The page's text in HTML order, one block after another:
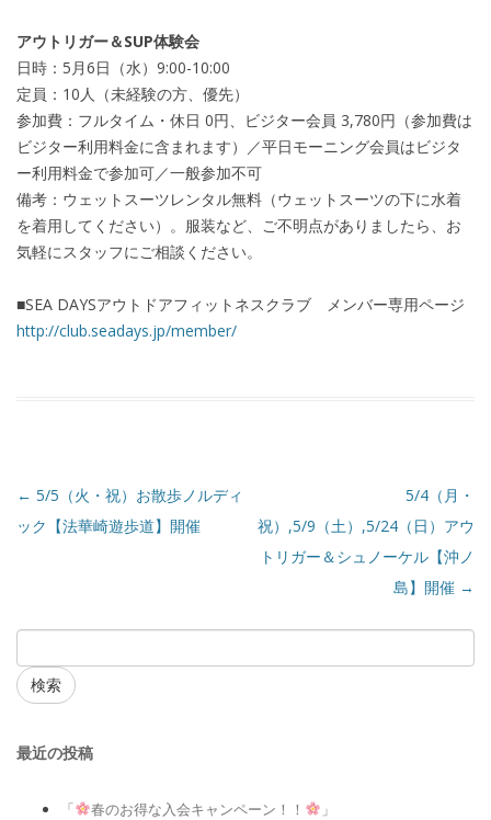
アウトリガー＆SUP体験会
日時：5月6日（水）9:00-10:00
定員：10人（未経験の方、優先）
参加費：フルタイム・休日 0円、ビジター会員 3,780円（参加費は
ビジター利用料金に含まれます）／平日モーニング会員はビジタ
ー利用料金で参加可／一般参加不可
備考：ウェットスーツレンタル無料（ウェットスーツの下に水着
を着用してください）。服装など、ご不明点がありましたら、お
気軽にスタッフにご相談ください。
■SEA DAYSアウトドアフィットネスクラブ メンバー専用ページ
http://club.seadays.jp/member/
← 5/5（火・祝）お散歩ノルディ
ック【法華崎遊歩道】開催
5/4（月・
祝）,5/9（土）,5/24（日）アウ
トリガー＆シュノーケル【沖ノ
島】開催 →
検索
最近の投稿
「 春のお得な入会キャンペーン！！
」